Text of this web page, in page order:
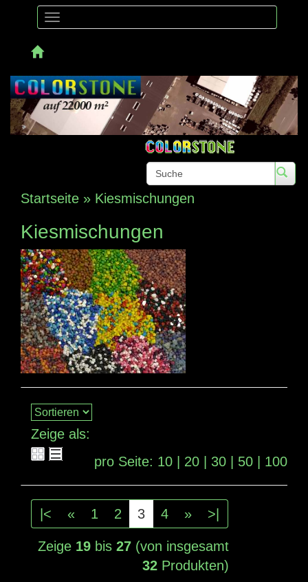
Toggle
Startseite » Kiesmischungen
Kiesmischungen
Zeige als:
pro Seite: 10 20 30 50 100
|< « 1 2 3 4 » >|
Zeige 19 bis27 (von insgesamt
32 Produkten)